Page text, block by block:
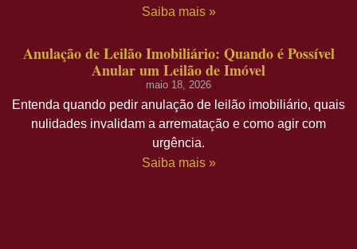
Saiba mais »
Anulação de Leilão Imobiliário: Quando é Possível
Anular um Leilão de Imóvel
maio 18, 2026
Entenda quando pedir anulação de leilão imobiliário, quais
nulidades invalidam a arrematação e como agir com
urgência.
Saiba mais »